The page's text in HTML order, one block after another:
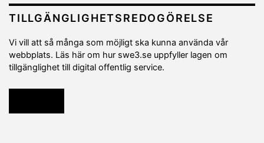
TILLGÄNGLIGHETSREDOGÖRELSE
Vi vill att så många som möjligt ska kunna använda vår
webbplats. Läs här om hur swe3.se uppfyller lagen om
tillgänglighet till digital offentlig service.